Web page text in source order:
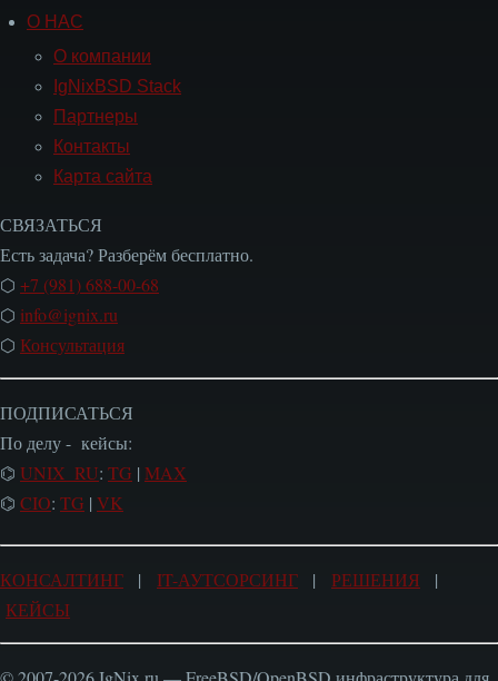
Навигация
О НАС
О компании
IgNixBSD Stack
Партнеры
Контакты
Карта сайта
СВЯЗАТЬСЯ
Есть задача? Разберём бесплатно.
⬡ +7 (981) 688-00-68
⬡ info@ignix.ru
⬡ Консультация
ПОДПИСАТЬСЯ
По делу - кейсы:
⌬ UNIX_RU: TG | MAX
⌬ CIO: TG | VK
КОНСАЛТИНГ | IT-АУТСОРСИНГ | РЕШЕНИЯ |
КЕЙСЫ